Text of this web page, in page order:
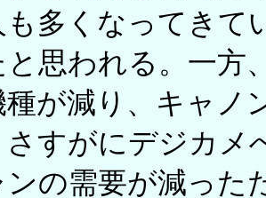
も多くなってきて
と思われる。一方
種が減り、キャノ
さすがにデジカメ
ンの需要が減った